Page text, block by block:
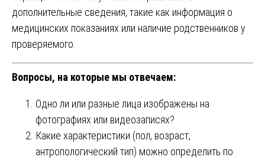
дополнительные сведения, такие как информация о
медицинских показаниях или наличие родственников у
проверяемого.
Вопросы, на которые мы отвечаем:
Одно ли или разные лица изображены на
фотографиях или видеозаписях?
Какие характеристики (пол, возраст,
антропологический тип) можно определить по